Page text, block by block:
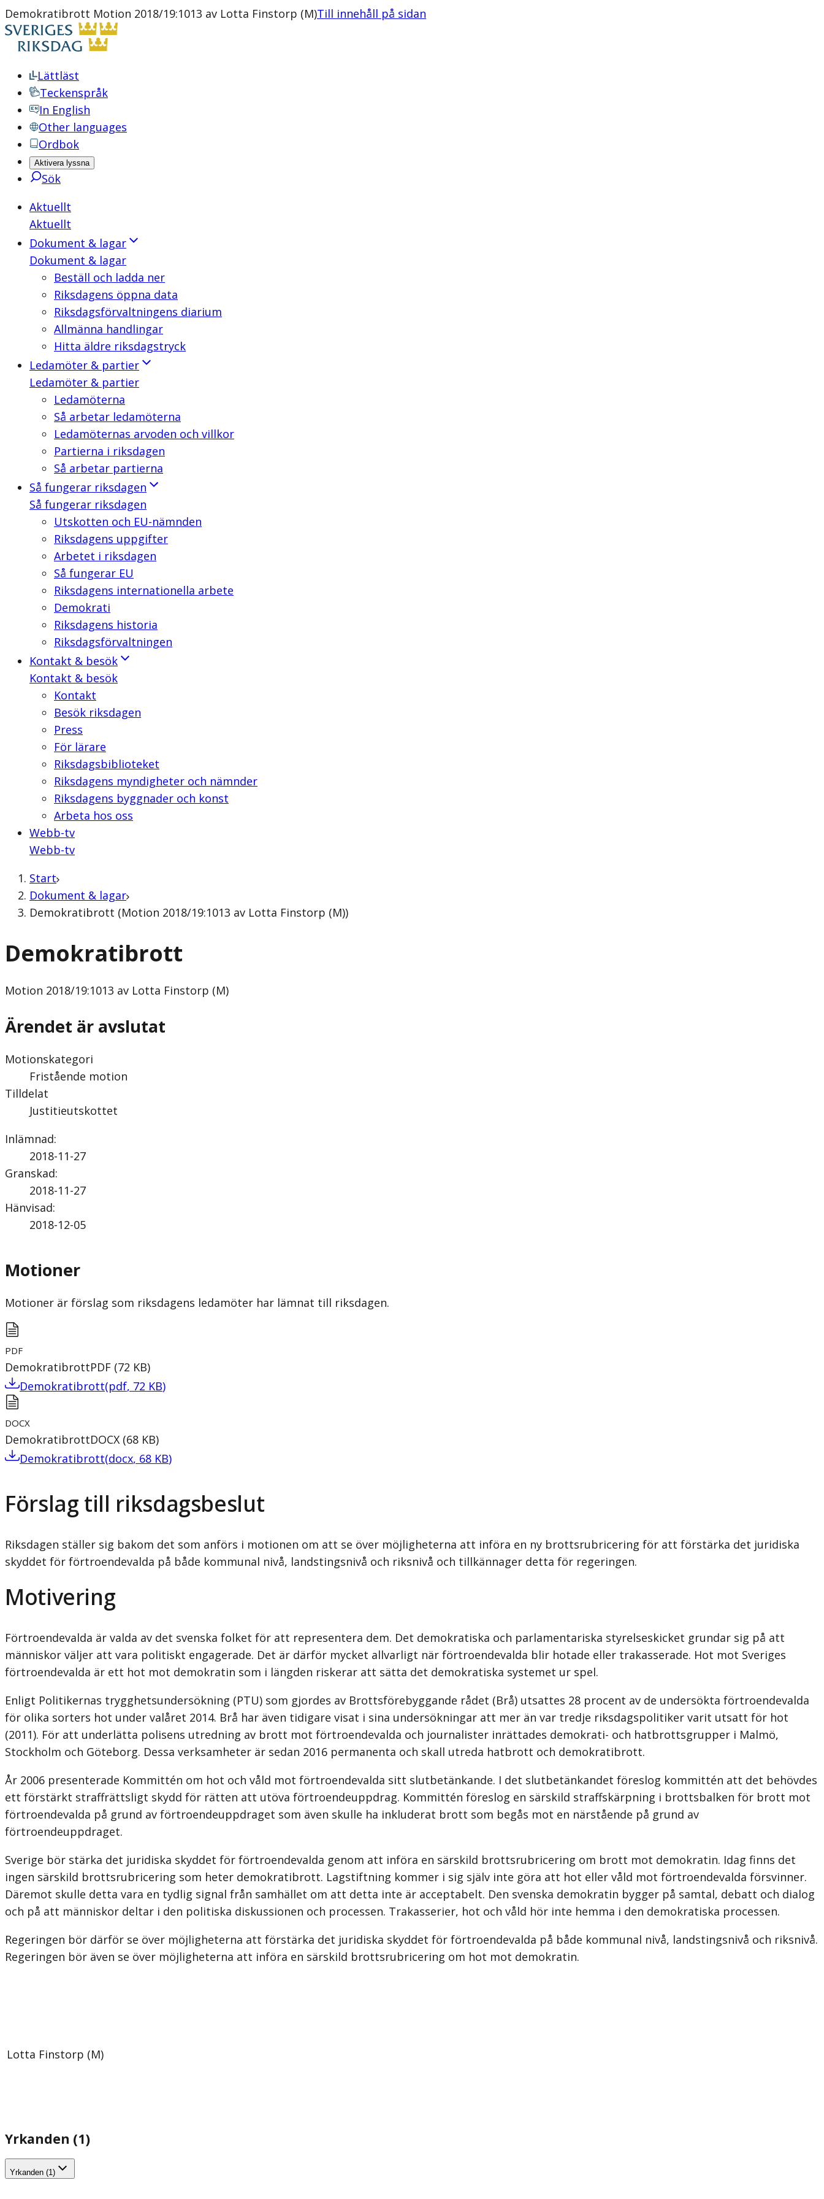
Demokratibrott Motion 2018/19:1013 av Lotta Finstorp (M)Till innehåll på sidan
Lättläst
Teckenspråk
In English
Other languages
Ordbok
Aktivera lyssna
Sök
Aktuellt
Aktuellt
Dokument & lagar
Dokument & lagar
Beställ och ladda ner
Riksdagens öppna data
Riksdagsförvaltningens diarium
Allmänna handlingar
Hitta äldre riksdagstryck
Ledamöter & partier
Ledamöter & partier
Ledamöterna
Så arbetar ledamöterna
Ledamöternas arvoden och villkor
Partierna i riksdagen
Så arbetar partierna
Så fungerar riksdagen
Så fungerar riksdagen
Utskotten och EU-nämnden
Riksdagens uppgifter
Arbetet i riksdagen
Så fungerar EU
Riksdagens internationella arbete
Demokrati
Riksdagens historia
Riksdagsförvaltningen
Kontakt & besök
Kontakt & besök
Kontakt
Besök riksdagen
Press
För lärare
Riksdagsbiblioteket
Riksdagens myndigheter och nämnder
Riksdagens byggnader och konst
Arbeta hos oss
Webb-tv
Webb-tv
Start
Dokument & lagar
Demokratibrott (Motion 2018/19:1013 av Lotta Finstorp (M))
Demokratibrott
Motion 2018/19:1013 av Lotta Finstorp (M)
Ärendet är avslutat
Motionskategori
Fristående motion
Tilldelat
Justitieutskottet
Inlämnad:
2018-11-27
Granskad:
2018-11-27
Hänvisad:
2018-12-05
Motioner
Motioner är förslag som riksdagens ledamöter har lämnat till riksdagen.
PDF
DemokratibrottPDF (72 KB)
Demokratibrott(pdf, 72 KB)
DOCX
DemokratibrottDOCX (68 KB)
Demokratibrott(docx, 68 KB)
Förslag till riksdagsbeslut
Riksdagen ställer sig bakom det som anförs i motionen om att se över möjligheterna att införa en ny brottsrubricering för att förstärka det juridiska
skyddet för förtroendevalda på både kommunal nivå, landstingsnivå och riksnivå och tillkännager detta för regeringen.
Motivering
Förtroendevalda är valda av det svenska folket för att representera dem. Det demokratiska och parlamentariska styrelseskicket grundar sig på att
människor väljer att vara politiskt engagerade. Det är därför mycket allvarligt när förtroendevalda blir hotade eller trakasserade. Hot mot Sveriges
förtroendevalda är ett hot mot demokratin som i längden riskerar att sätta det demokratiska systemet ur spel.
Enligt Politikernas trygghetsundersökning (PTU) som gjordes av Brottsföre­byggande rådet (Brå) utsattes 28 procent av de undersökta förtroendevalda
för olika sorters hot under valåret 2014. Brå har även tidigare visat i sina undersökningar att mer än var tredje riksdagspolitiker varit utsatt för hot
(2011). För att underlätta polisens utredning av brott mot förtroendevalda och journalister inrättades demokrati- och hatbrottsgrupper i Malmö,
Stockholm och Göteborg. Dessa verksamheter är sedan 2016 permanenta och skall utreda hatbrott och demokratibrott.
År 2006 presenterade Kommittén om hot och våld mot förtroendevalda sitt slutbetänkande. I det slutbetänkandet föreslog kommittén att det behövdes
ett förstärkt straffrättsligt skydd för rätten att utöva förtroendeuppdrag. Kommittén föreslog en särskild straffskärpning i brottsbalken för brott mot
förtroendevalda på grund av förtroendeuppdraget som även skulle ha inkluderat brott som begås mot en närstående på grund av
förtroendeuppdraget.
Sverige bör stärka det juridiska skyddet för förtroendevalda genom att införa en särskild brottsrubricering om brott mot demokratin. Idag finns det
ingen särskild brottsrubricering som heter demokratibrott. Lagstiftning kommer i sig själv inte göra att hot eller våld mot förtroendevalda försvinner.
Däremot skulle detta vara en tydlig signal från samhället om att detta inte är acceptabelt. Den svenska demokratin bygger på samtal, debatt och dialog
och på att människor deltar i den politiska diskussionen och processen. Trakasserier, hot och våld hör inte hemma i den demokratiska processen.
Regeringen bör därför se över möjligheterna att förstärka det juridiska skyddet för förtroendevalda på både kommunal nivå, landstingsnivå och riksnivå.
Regeringen bör även se över möjligheterna att införa en särskild brottsrubricering om hot mot demokratin.
Lotta Finstorp (M)
Yrkanden (1)
Yrkanden (1)